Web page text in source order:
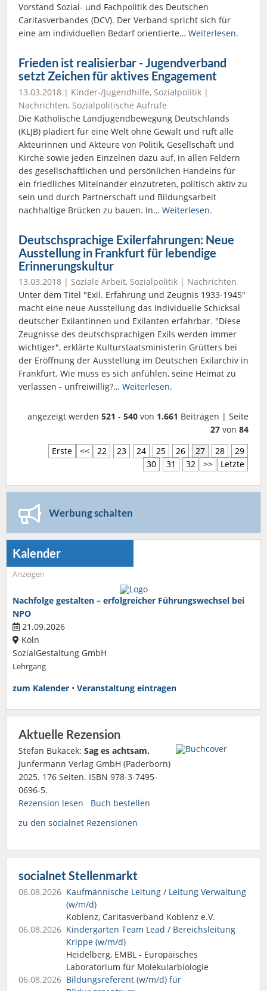
Vorstand Sozial- und Fachpolitik des Deutschen
Caritasverbandes (DCV). Der Verband spricht sich für
eine am individuellen Bedarf orientierte… Weiterlesen.
Frieden ist realisierbar - Jugendverband
setzt Zeichen für aktives Engagement
13.03.2018 | Kinder-/Jugendhilfe, Sozialpolitik |
Nachrichten, Sozialpolitische Aufrufe
Die Katholische Landjugendbewegung Deutschlands
(KLJB) plädiert für eine Welt ohne Gewalt und ruft alle
Akteurinnen und Akteure von Politik, Gesellschaft und
Kirche sowie jeden Einzelnen dazu auf, in allen Feldern
des gesellschaftlichen und persönlichen Handelns für
ein friedliches Miteinander einzutreten, politisch aktiv zu
sein und durch Partnerschaft und Bildungsarbeit
nachhaltige Brücken zu bauen. In… Weiterlesen.
Deutschsprachige Exilerfahrungen: Neue
Ausstellung in Frankfurt für lebendige
Erinnerungskultur
13.03.2018 | Soziale Arbeit, Sozialpolitik | Nachrichten
Unter dem Titel "Exil. Erfahrung und Zeugnis 1933-1945"
macht eine neue Ausstellung das individuelle Schicksal
deutscher Exilantinnen und Exilanten erfahrbar. "Diese
Zeugnisse des deutschsprachigen Exils werden immer
wichtiger", erklärte Kulturstaatsministerin Grütters bei
der Eröffnung der Ausstellung im Deutschen Exilarchiv in
Frankfurt. Wie muss es sich anfühlen, seine Heimat zu
verlassen - unfreiwillig?… Weiterlesen.
angezeigt werden 521 - 540 von 1.661 Beiträgen | Seite
27 von 84
Erste
<< 22 23 24 25 26 27 28
29
30
31 32 >> Letzte
Werbung schalten
Kalender
Anzeigen
Nachfolge gestalten – erfolgreicher Führungswechsel bei
NPO
21.09.2026
Köln
SozialGestaltung GmbH
Lehrgang
zum Kalender • Veranstaltung eintragen
Aktuelle Rezension
Stefan Bukacek: Sag es achtsam.
Junfermann Verlag GmbH (Paderborn)
2025. 176 Seiten. ISBN 978-3-7495-
0696-5.
Rezension lesen
Buch bestellen
zu den socialnet Rezensionen
socialnet Stellenmarkt
06.08.2026 Kaufmännische Leitung / Leitung Verwaltung
(w/m/d)
Koblenz, Caritasverband Koblenz e.V.
06.08.2026 Kindergarten Team Lead / Bereichsleitung
Krippe (w/m/d)
Heidelberg, EMBL - Europäisches
Laboratorium für Molekularbiologie
06.08.2026 Bildungsreferent (w/m/d) für